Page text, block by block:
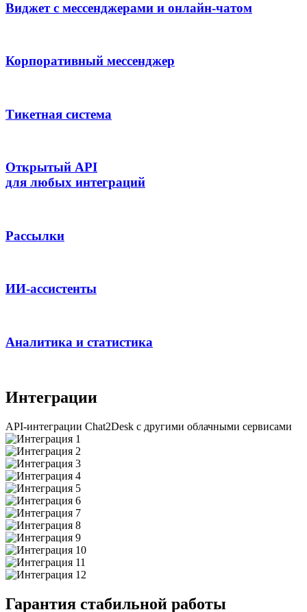
Виджет с мессенджерами и онлайн-чатом
Корпоративный мессенджер
Тикетная система
Открытый API
для любых интеграций
Рассылки
ИИ-ассистенты
Аналитика и статистика
Интеграции
API-интеграции Chat2Desk с другими облачными сервисами
Гарантия стабильной работы